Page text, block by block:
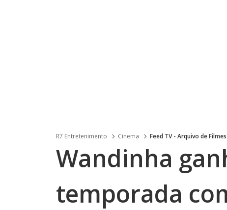
R7 Entretenimento Cinema Feed TV - Arquivo de
Wandinha
temporada